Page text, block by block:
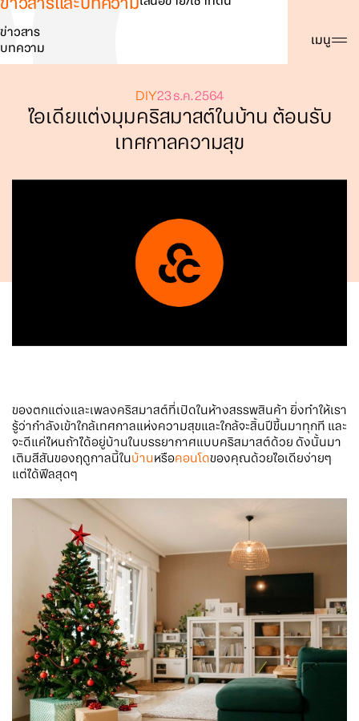
ค้นหา เมนู
ข่าวสาร
บทความ
DIY23 ธ.ค. 2564
ไอเดียแต่งมุมคริสมาสต์ในบ้าน ต้อนรับ
เทศกาลความสุข
ของตกแต่งและเพลงคริสมาสต์ที่เปิดในห้างสรรพสินค้า ยิ่งทำให้เรา
รู้ว่ากำลังเข้าใกล้เทศกาลแห่งความสุขและใกล้จะสิ้นปีขึ้นมาทุกที และ
จะดีแค่ไหนถ้าได้อยู่บ้านในบรรยากาศแบบคริสมาสต์ด้วย ดังนั้นมา
เติมสีสันของฤดูกาลนี้ในบ้านหรือคอนโดของคุณด้วยไอเดียง่ายๆ
แต่ได้ฟีลสุดๆ